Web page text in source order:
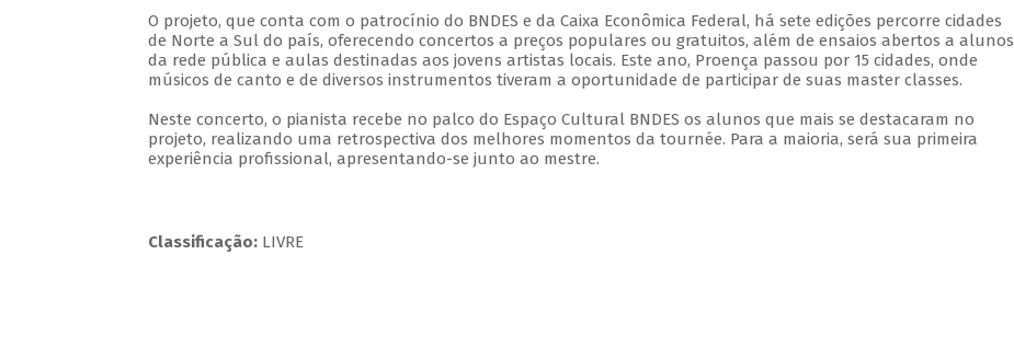
O projeto, que conta com o patrocínio do BNDES e da Caixa Econômica Federal, há sete edições percorre cidades
de Norte a Sul do país, oferecendo concertos a preços populares ou gratuitos, além de ensaios abertos a alunos
da rede pública e aulas destinadas aos jovens artistas locais. Este ano, Proença passou por 15 cidades, onde
músicos de canto e de diversos instrumentos tiveram a oportunidade de participar de suas master classes.
Neste concerto, o pianista recebe no palco do Espaço Cultural BNDES os alunos que mais se destacaram no
projeto, realizando uma retrospectiva dos melhores momentos da tournée. Para a maioria, será sua primeira
experiência profissional, apresentando-se junto ao mestre.
Classificação:LIVRE